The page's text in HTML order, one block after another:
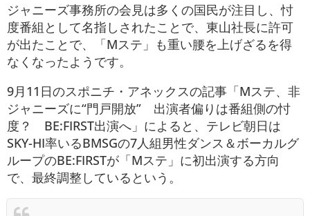
ジャニーズ事務所の会見は多くの国民が注目し、忖
度番組として名指しされたことで、東山社長に許可
が出たことで、「Mステ」も重い腰を上げざるを得
なくなったようです。
9月11日のスポニチ・アネックスの記事「Mステ、非
ジャニーズに“門戸開放” 出演者偏りは番組側の忖
度？ BE:FIRST出演へ」によると、テレビ朝日は
SKY-HI率いるBMSGの7人組男性ダンス＆ボーカルグ
ループのBE:FIRSTが「Mステ」に初出演する方向
で、最終調整しているという。